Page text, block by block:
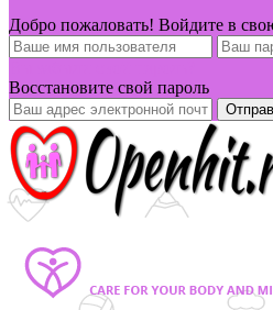
Добро пожаловать! Войдите в
Восстановите свой пароль